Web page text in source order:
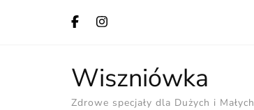
Wiszniówka
Zdrowe specjały dla Dużych i Małych